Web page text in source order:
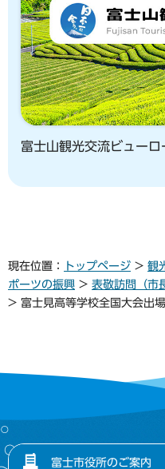
富士山観光交流ビューロ
現在位置： トップページ > 観
ポーツの振興 > 表敬訪問（市
> 富士見高等学校全国大会出
富士市役所のご案内